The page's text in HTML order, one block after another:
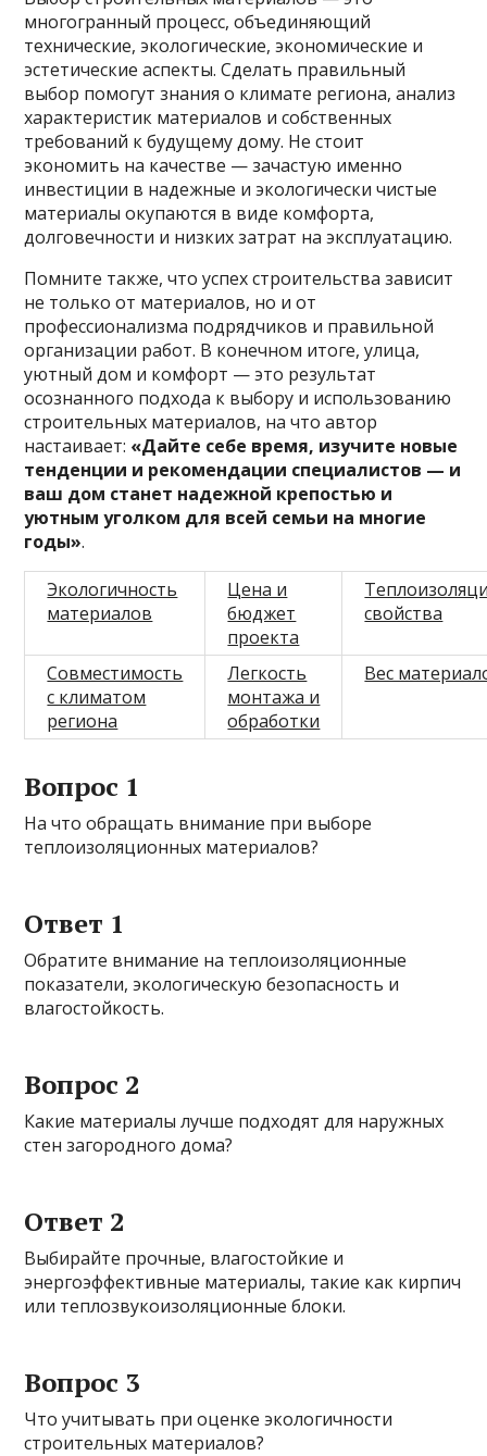
многогранный процесс, объединяющий
технические, экологические, экономические и
эстетические аспекты. Сделать правильный
выбор помогут знания о климате региона, анализ
характеристик материалов и собственных
требований к будущему дому. Не стоит
экономить на качестве — зачастую именно
инвестиции в надежные и экологически чистые
материалы окупаются в виде комфорта,
долговечности и низких затрат на эксплуатацию.
Помните также, что успех строительства зависит
не только от материалов, но и от
профессионализма подрядчиков и правильной
организации работ. В конечном итоге, улица,
уютный дом и комфорт — это результат
осознанного подхода к выбору и использованию
строительных материалов, на что автор
настаивает: «Дайте себе время, изучите новые
тенденции и рекомендации специалистов — и
ваш дом станет надежной крепостью и
уютным уголком для всей семьи на многие
годы».
Экологичность
материалов
Цена и
бюджет
проекта
свойства
Совместимость
с климатом
региона
Легкость
монтажа и
обработки
Вес
Вопрос 1
На что обращать внимание при выборе
теплоизоляционных материалов?
Ответ 1
Обратите внимание на теплоизоляционные
показатели, экологическую безопасность и
влагостойкость.
Вопрос 2
Какие материалы лучше подходят для наружных
стен загородного дома?
Ответ 2
Выбирайте прочные, влагостойкие и
энергоэффективные материалы, такие как кирпич
или теплозвукоизоляционные блоки.
Вопрос 3
Что учитывать при оценке экологичности
строительных материалов?